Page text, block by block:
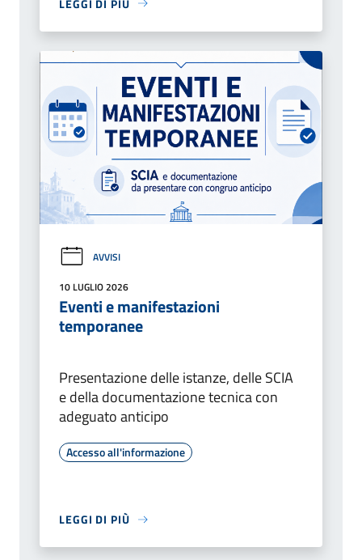
AVVISI
10 LUGLIO 2026
Eventi e manifestazioni
temporanee
Presentazione delle istanze, delle SCIA
e della documentazione tecnica con
adeguato anticipo
Accesso all'informazione
LEGGI DI PIÙ